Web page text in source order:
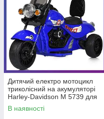
Дитячий електро мотоцикл
триколісний на акумуляторі
Harley-Davidson M 5739 для
дітей 3-8 років Синій
В наявності